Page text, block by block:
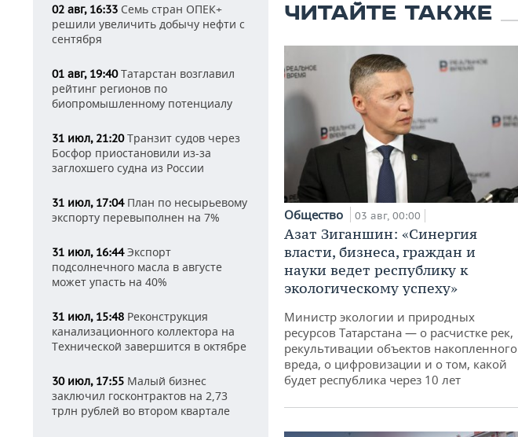
02 авг, 16:33 Семь стран ОПЕК+
решили увеличить добычу нефти с
сентября
01 авг, 19:40Татарстан возглавил
рейтинг регионов по
биопромышленному потенциалу
31 июл, 21:20Транзит судов через
Босфор приостановили из-за
заглохшего судна из России
31 июл, 17:04План по несырьевому
экспорту перевыполнен на 7%
31 июл, 16:44Экспорт
подсолнечного масла в августе
может упасть на 40%
31 июл, 15:48 Реконструкция
канализационного коллектора на
Технической завершится в октябре
30 июл, 17:55 Малый бизнес
заключил госконтрактов на 2,73
трлн рублей во втором квартале
ЧИТАЙТЕ ТАКЖЕ
Общество 03 авг, 00:00
Азат Зиганшин: «Синергия
власти, бизнеса, граждан и
науки ведет республику к
экологическому успеху»
Министр экологии и природных
ресурсов Татарстана — о расчистке рек,
рекультивации объектов накопленного
вреда, о цифровизации и о том, какой
будет республика через 10 лет